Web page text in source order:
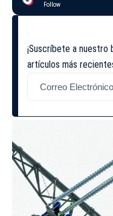
Follow
¡Suscríbete a
artículos más